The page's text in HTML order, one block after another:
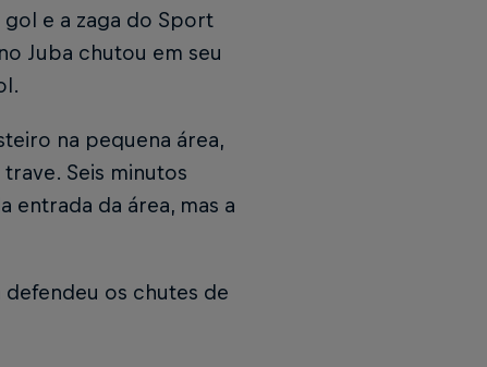
e a zaga do Sport
Juba chutou em seu
na pequena área,
Seis minutos
da área, mas a
os chutes de